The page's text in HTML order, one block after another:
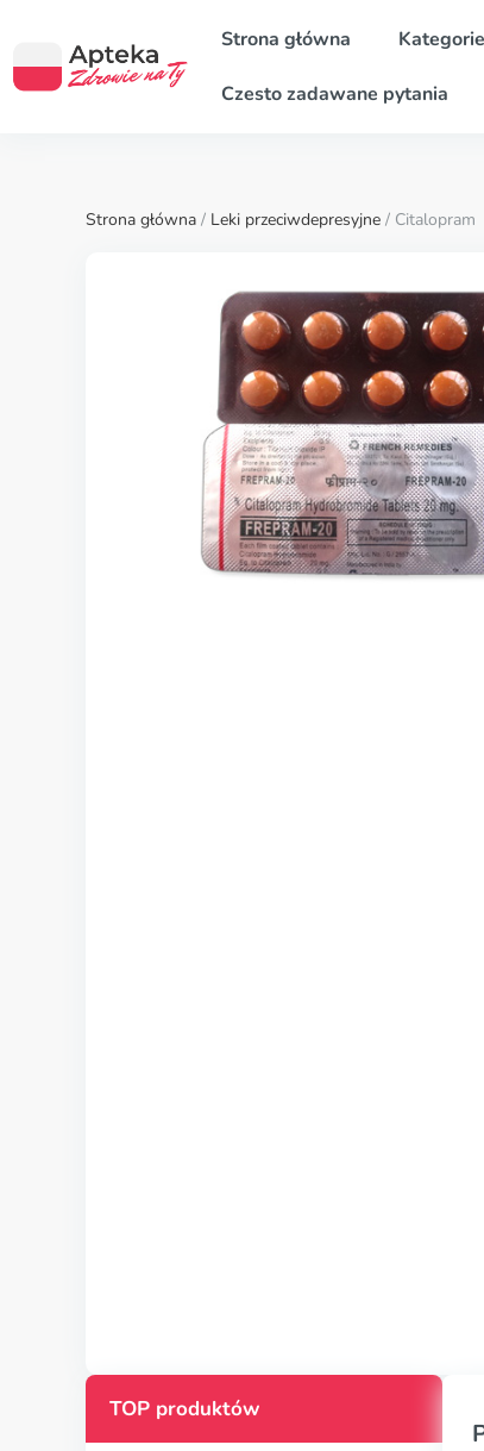
Strona główna Kategorie
Czesto zadawane pytania
Strona główna / Leki przeciwdepresyjne / Citalopram
TOP produktów